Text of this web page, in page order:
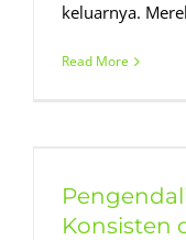
keluarnya.
Read More
Konsisten